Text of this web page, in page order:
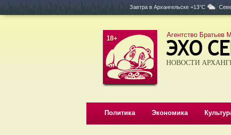
Завтра в Архангельске +13°C
18+ Агентство Братьев
НОВОСТИ
Политика Экономика